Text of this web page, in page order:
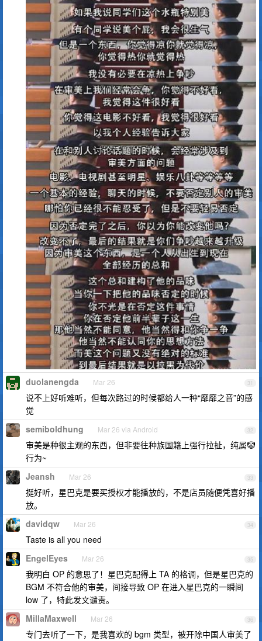
31
duolanengda Mar 26
说不上好听难听，但每次路过的时候都给人一种“靡靡之音”的感
觉
32
semiboldhung Mar 26 via Android
审美是种很主观的东西，但非要往种族国籍上强行拉扯，纯属🤡
行为~
33
Jeansh Mar 26
挺好听，星巴克是要买授权才能播放的，不是店员随便凭喜好播
放。
34
davidqw Mar 26
Taste is all you need
35
EngelEyes Mar 26
我明白 OP 的意思了！星巴克配得上 TA 的格调，但是星巴克的
BGM 不符合他的审美，间接导致 OP 在进入星巴克的一瞬间
low 了，特此发文谴责。
36
MillaMaxwell Mar 26
专门去听了一下，是我喜欢的 bgm 类型，被开除中国人审美了